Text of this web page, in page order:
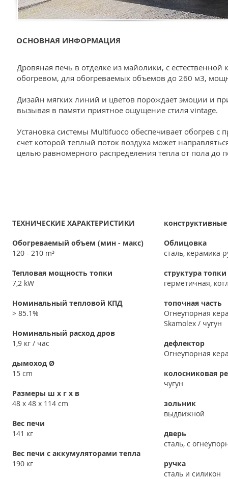
ОСНОВНАЯ ИНФОРМАЦИЯ
Дровяная печь в отделке из майолики, с
обогревом, для обогреваемых объемов до 260 м3,
Дизайн мягких линий и цветов порождает эмоции и
вызывая в памяти приятное ощущение стиля vintage.
Установка системы Multifuoco обеспечивает обогрев с
счет которой теплый поток воздуха может
целью равномерного распределения тепла от пола до
ТЕХНИЧЕСКИЕ ХАРАКТЕРИСТИКИ
Обогреваемый объем (мин - макс)
120 - 210 m³
Тепловая мощность топки
7,2 kW
Номинальный тепловой КПД
> 85.1%
Номинальный расход дров
1,9 кг / час
дымоход Ø
15 cm
Размеры ш x г x в
48 x 48 x 114 cm
Вес печи
141 кг
Вес печи с аккумуляторами тепла
190 кг
Облицовка
сталь, керамика
структура топки
герметичная,
топочная часть
Огнеупорная
Skamolex / чугун
дефлектор
Огнеупорная
колосниковая
чугун
зольник
выдвижной
дверь
сталь, с
ручка
сталь и силикон